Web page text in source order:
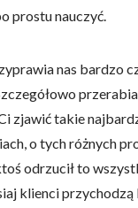
prostu nauczyć.
nas bardzo
zjawić takie
o tych różnych
odrzucił to
klienci